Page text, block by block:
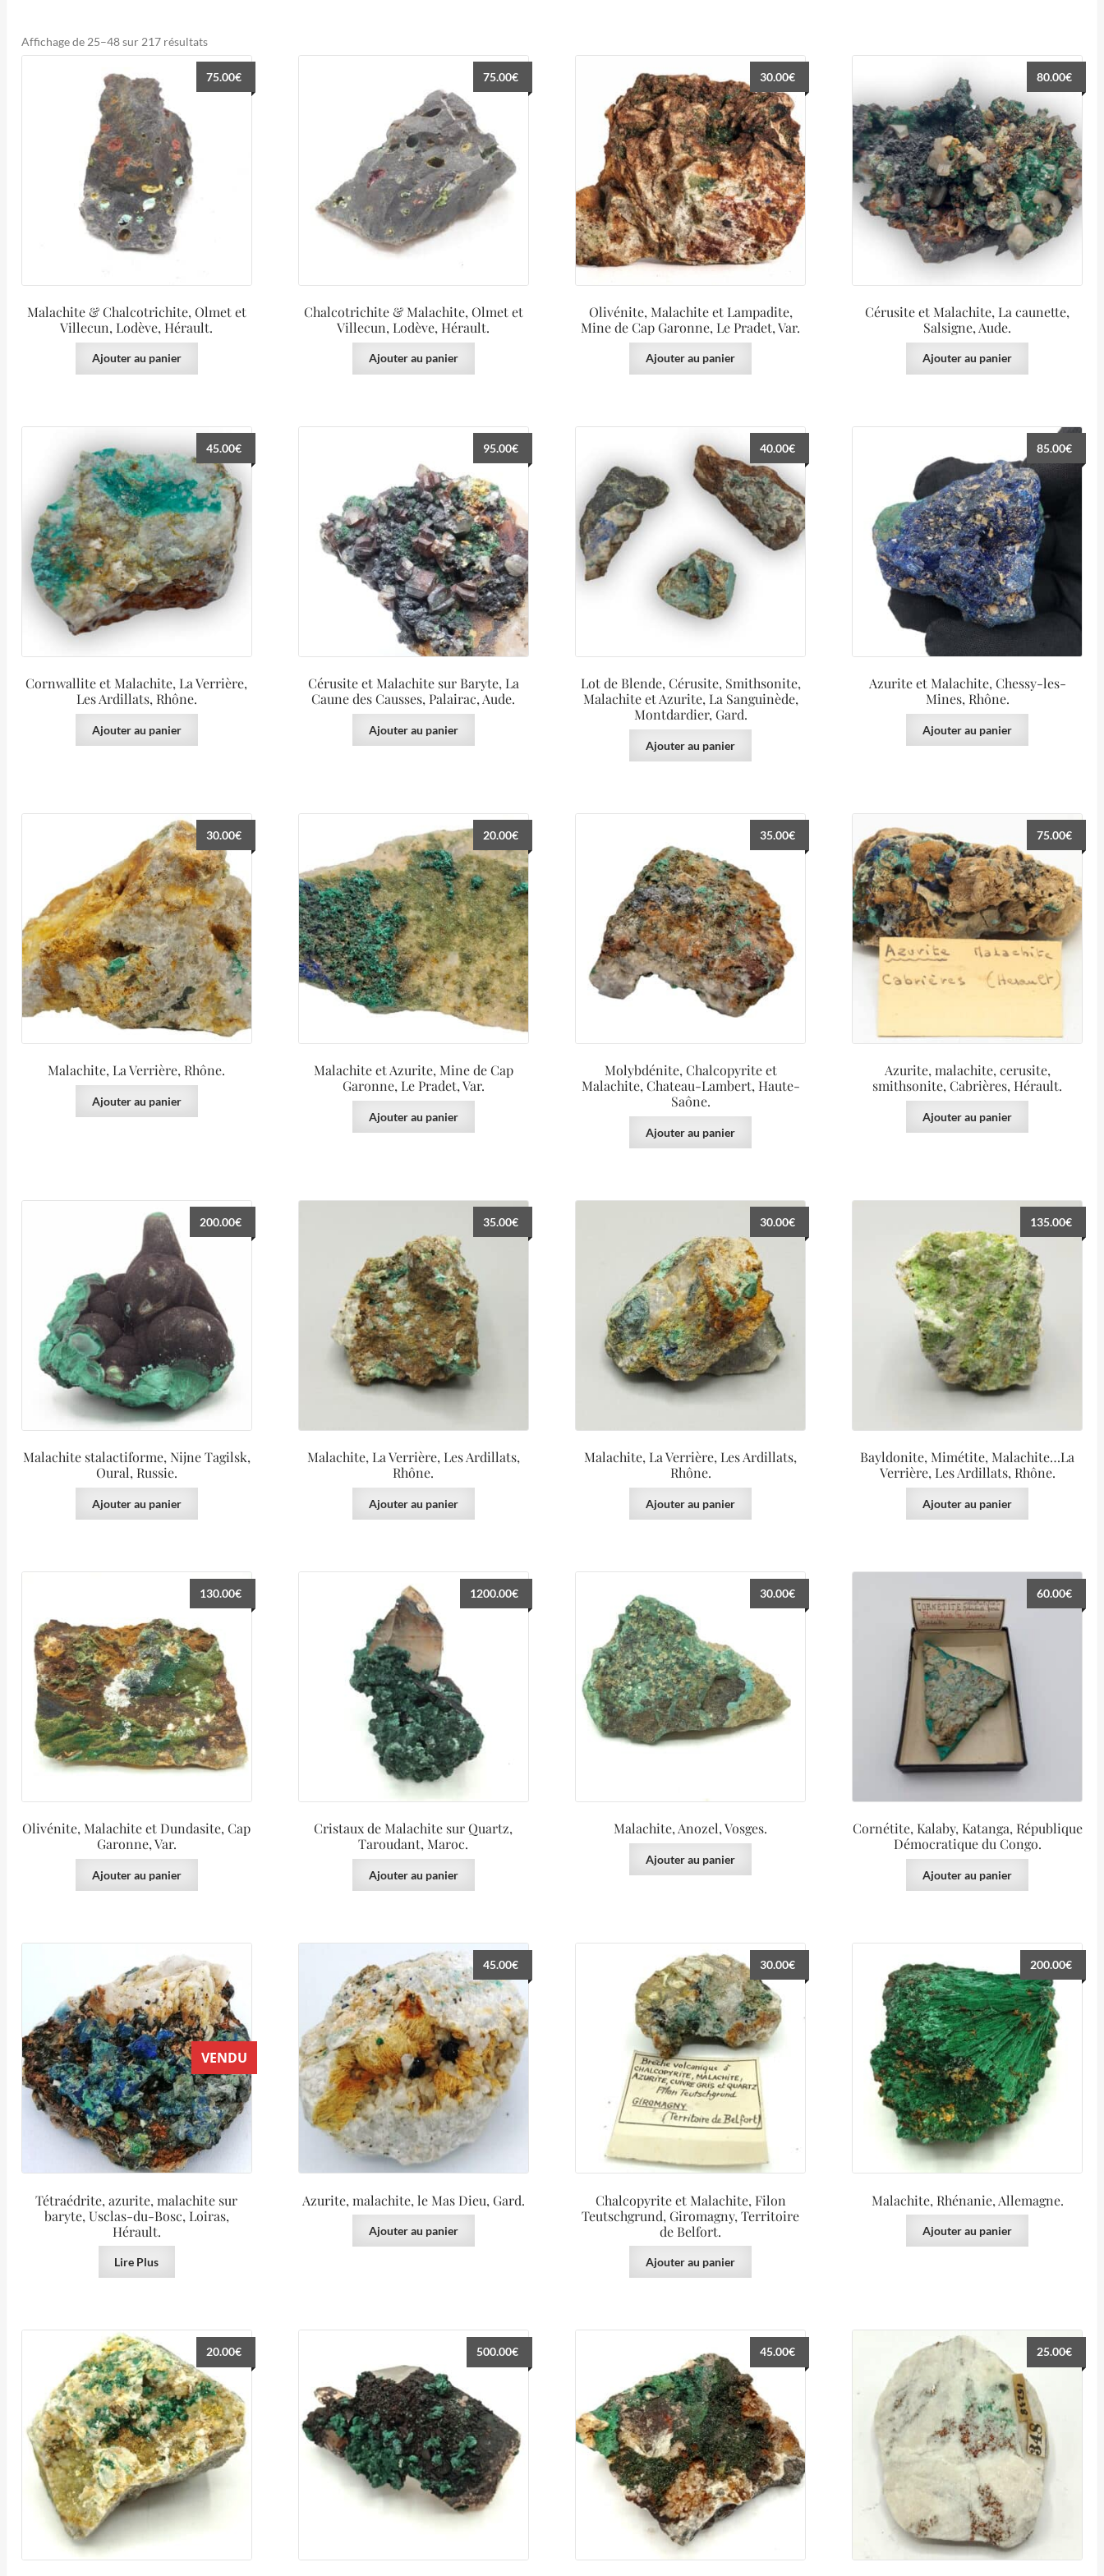
Affichage de 25–48 sur 217 résultatsTrié
du
plus
récent
Malachite & Chalcotrichite, Olmet et
Villecun, Lodève, Hérault.
75.00€
Ajouter au panier
Chalcotrichite & Malachite, Olmet et
Villecun, Lodève, Hérault.
75.00€
Ajouter au panier
Olivénite, Malachite et Lampadite,
Mine de Cap Garonne, Le Pradet, Var.
30.00€
Ajouter au panier
Cérusite et Malachite, La caunette,
Salsigne, Aude.
80.00€
Ajouter au panier
Cornwallite et Malachite, La Verrière,
Les Ardillats, Rhône.
45.00€
Ajouter au panier
Cérusite et Malachite sur Baryte, La
Caune des Causses, Palairac, Aude.
95.00€
Ajouter au panier
Lot de Blende, Cérusite, Smithsonite,
Malachite et Azurite, La Sanguinède,
Montdardier, Gard.
40.00€
Ajouter au panier
Azurite et Malachite, Chessy-les-
Mines, Rhône.
85.00€
Ajouter au panier
Malachite, La Verrière, Rhône.
30.00€
Ajouter au panier
Malachite et Azurite, Mine de Cap
Garonne, Le Pradet, Var.
20.00€
Ajouter au panier
Molybdénite, Chalcopyrite et
Malachite, Chateau-Lambert, Haute-
Saône.
35.00€
Ajouter au panier
Azurite, malachite, cerusite,
smithsonite, Cabrières, Hérault.
75.00€
Ajouter au panier
Malachite stalactiforme, Nijne Tagilsk,
Oural, Russie.
200.00€
Ajouter au panier
Malachite, La Verrière, Les Ardillats,
Rhône.
35.00€
Ajouter au panier
Malachite, La Verrière, Les Ardillats,
Rhône.
30.00€
Ajouter au panier
Bayldonite, Mimétite, Malachite…La
Verrière, Les Ardillats, Rhône.
135.00€
Ajouter au panier
Olivénite, Malachite et Dundasite, Cap
Garonne, Var.
130.00€
Ajouter au panier
Cristaux de Malachite sur Quartz,
Taroudant, Maroc.
1200.00€
Ajouter au panier
Malachite, Anozel, Vosges.
30.00€
Ajouter au panier
Cornétite, Kalaby, Katanga, République
Démocratique du Congo.
60.00€
Ajouter au panier
VENDU
Tétraédrite, azurite, malachite sur
baryte, Usclas-du-Bosc, Loiras,
Hérault.
Lire Plus
Azurite, malachite, le Mas Dieu, Gard.
45.00€
Ajouter au panier
Chalcopyrite et Malachite, Filon
Teutschgrund, Giromagny, Territoire
de Belfort.
30.00€
Ajouter au panier
Malachite, Rhénanie, Allemagne.
200.00€
Ajouter au panier
20.00€ 500.00€ 45.00€ 25.00€